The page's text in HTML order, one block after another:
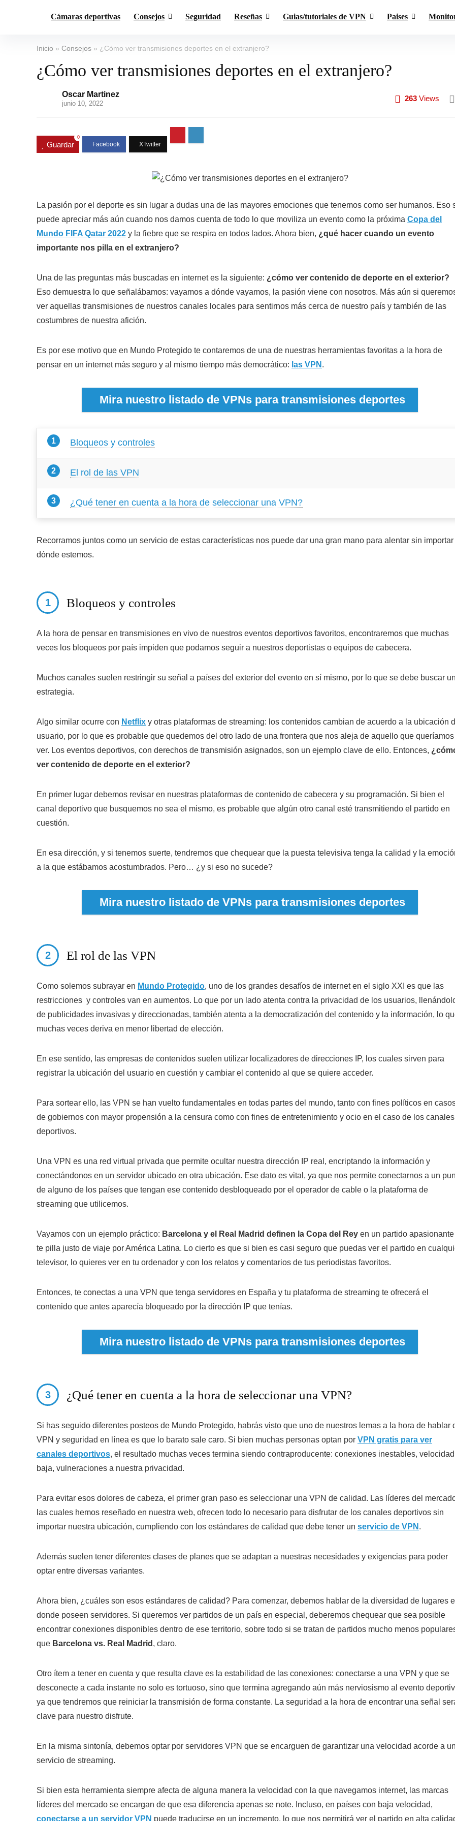
Cámaras deportivas Consejos Seguridad Reseñas Guias/tutoriales de VPN Paises
Inicio » Consejos » ¿Cómo ver transmisiones deportes en el extranjero?
¿Cómo ver transmisiones deportes en el extranjero?
Oscar Martinez
junio 10, 2022
263 Views
Guardar
0
La pasión por el deporte es sin lugar a dudas una de las mayores emociones que tenemos como ser humanos. Eso
puede apreciar más aún cuando nos damos cuenta de todo lo que moviliza un evento como la próxima Copa del
Mundo FIFA Qatar 2022 y la fiebre que se respira en todos lados. Ahora bien, ¿qué hacer cuando un evento
importante nos pilla en el extranjero?
Una de las preguntas más buscadas en internet es la siguiente: ¿cómo ver contenido de deporte en el exterior?
Eso demuestra lo que señalábamos: vayamos a dónde vayamos, la pasión viene con nosotros. Más aún si
ver aquellas transmisiones de nuestros canales locales para sentirnos más cerca de nuestro país y también de las
costumbres de nuestra afición.
Es por ese motivo que en Mundo Protegido te contaremos de una de nuestras herramientas favoritas a la hora de
pensar en un internet más seguro y al mismo tiempo más democrático: las VPN .
Mira nuestro listado de VPNs para transmisiones deportes
Bloqueos y controles
El rol de las VPN
¿Qué tener en cuenta a la hora de seleccionar una VPN?
Recorramos juntos como un servicio de estas características nos puede dar una gran mano para alentar sin importar
dónde estemos.
Bloqueos y controles
A la hora de pensar en transmisiones en vivo de nuestros eventos deportivos favoritos, encontraremos que muchas
veces los bloqueos por país impiden que podamos seguir a nuestros deportistas o equipos de cabecera.
Muchos canales suelen restringir su señal a países del exterior del evento en sí mismo, por lo que se debe buscar
estrategia.
Algo similar ocurre con Netflix y otras plataformas de streaming: los contenidos cambian de acuerdo a la ubicación
usuario, por lo que es probable que quedemos del otro lado de una frontera que nos aleja de aquello que queríamos
ver. Los eventos deportivos, con derechos de transmisión asignados, son un ejemplo clave de ello. Entonces,
ver contenido de deporte en el exterior?
En primer lugar debemos revisar en nuestras plataformas de contenido de cabecera y su programación. Si bien el
canal deportivo que busquemos no sea el mismo, es probable que algún otro canal esté transmitiendo el partido en
cuestión.
En esa dirección, y si tenemos suerte, tendremos que chequear que la puesta televisiva tenga la calidad y la
a la que estábamos acostumbrados. Pero… ¿y si eso no sucede?
Mira nuestro listado de VPNs para transmisiones deportes
El rol de las VPN
Como solemos subrayar en Mundo Protegido, uno de los grandes desafíos de internet en el siglo XXI es que las
restricciones y controles van en aumentos. Lo que por un lado atenta contra la privacidad de los usuarios,
de publicidades invasivas y direccionadas, también atenta a la democratización del contenido y la información, lo
muchas veces deriva en menor libertad de elección.
En ese sentido, las empresas de contenidos suelen utilizar localizadores de direcciones IP, los cuales sirven para
registrar la ubicación del usuario en cuestión y cambiar el contenido al que se quiere acceder.
Para sortear ello, las VPN se han vuelto fundamentales en todas partes del mundo, tanto con fines políticos en
de gobiernos con mayor propensión a la censura como con fines de entretenimiento y ocio en el caso de los canales
deportivos.
Una VPN es una red virtual privada que permite ocultar nuestra dirección IP real, encriptando la información y
conectándonos en un servidor ubicado en otra ubicación. Ese dato es vital, ya que nos permite conectarnos a un
de alguno de los países que tengan ese contenido desbloqueado por el operador de cable o la plataforma de
streaming que utilicemos.
Vayamos con un ejemplo práctico: Barcelona y el Real Madrid definen la Copa del Rey en un partido
te pilla justo de viaje por América Latina. Lo cierto es que si bien es casi seguro que puedas ver el partido en
televisor, lo quieres ver en tu ordenador y con los relatos y comentarios de tus periodistas favoritos.
Entonces, te conectas a una VPN que tenga servidores en España y tu plataforma de streaming te ofrecerá el
contenido que antes aparecía bloqueado por la dirección IP que tenías.
Mira nuestro listado de VPNs para transmisiones deportes
¿Qué tener en cuenta a la hora de seleccionar una VPN?
Si has seguido diferentes posteos de Mundo Protegido, habrás visto que uno de nuestros lemas a la hora de hablar
VPN y seguridad en línea es que lo barato sale caro. Si bien muchas personas optan por VPN gratis para ver
canales deportivos, el resultado muchas veces termina siendo contraproducente: conexiones inestables, velocidad
baja, vulneraciones a nuestra privacidad.
Para evitar esos dolores de cabeza, el primer gran paso es seleccionar una VPN de calidad. Las líderes del
las cuales hemos reseñado en nuestra web, ofrecen todo lo necesario para disfrutar de los canales deportivos sin
importar nuestra ubicación, cumpliendo con los estándares de calidad que debe tener un servicio de VPN .
Además suelen tener diferentes clases de planes que se adaptan a nuestras necesidades y exigencias para poder
optar entre diversas variantes.
Ahora bien, ¿cuáles son esos estándares de calidad? Para comenzar, debemos hablar de la diversidad de lugares
donde poseen servidores. Si queremos ver partidos de un país en especial, deberemos chequear que sea posible
encontrar conexiones disponibles dentro de ese territorio, sobre todo si se tratan de partidos mucho menos
que Barcelona vs. Real Madrid , claro.
Otro ítem a tener en cuenta y que resulta clave es la estabilidad de las conexiones: conectarse a una VPN y que se
desconecte a cada instante no solo es tortuoso, sino que termina agregando aún más nerviosismo al evento
ya que tendremos que reiniciar la transmisión de forma constante. La seguridad a la hora de encontrar una señal
clave para nuestro disfrute.
En la misma sintonía, debemos optar por servidores VPN que se encarguen de garantizar una velocidad acorde a
servicio de streaming.
Si bien esta herramienta siempre afecta de alguna manera la velocidad con la que navegamos internet, las marcas
líderes del mercado se encargan de que esa diferencia apenas se note. Incluso, en países con baja velocidad,
conectarse a un servidor VPN puede traducirse en un incremento, lo que nos permitirá ver el partido en alta